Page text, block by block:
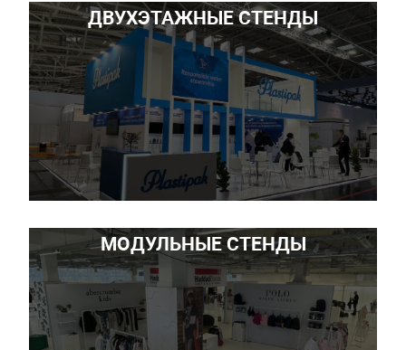
ДВУХЭТАЖНЫЕ СТЕНДЫ
МОДУЛЬНЫЕ СТЕНДЫ